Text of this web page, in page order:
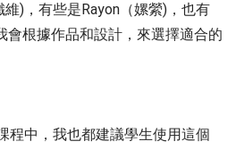
)，有些是Rayon（嫘縈)，也有
根據作品和設計，來選擇適合的
程中，我也都建議學生使用這個